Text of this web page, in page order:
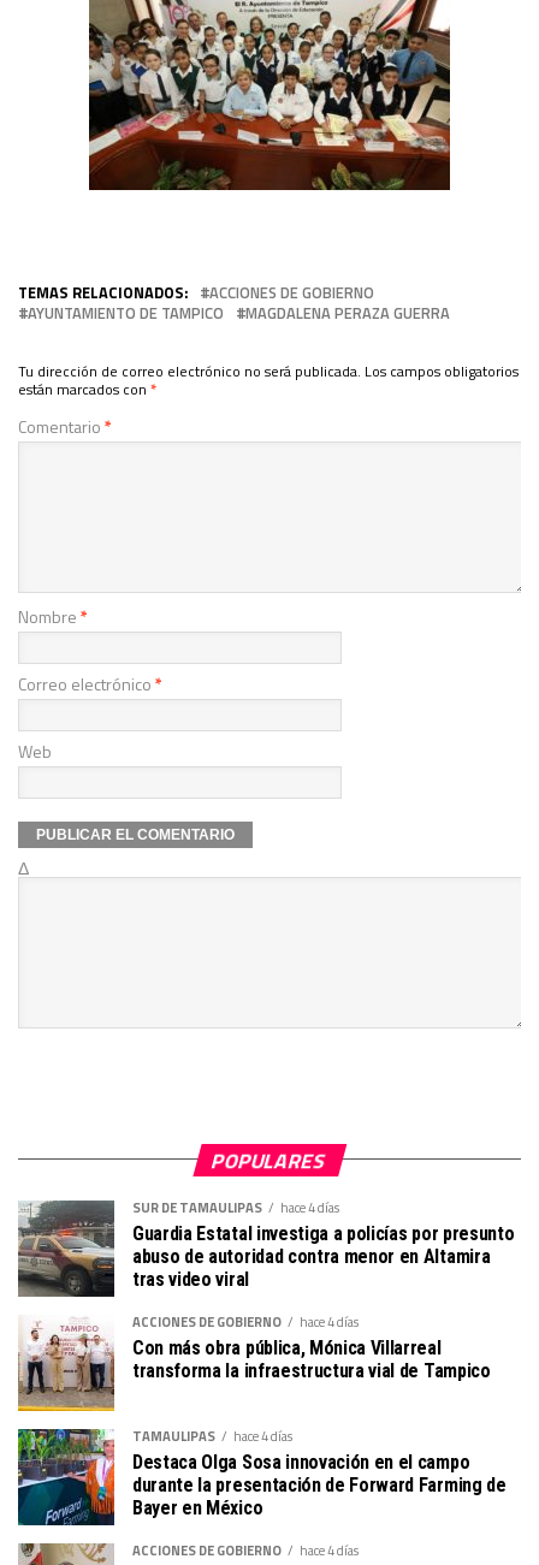
TEMAS RELACIONADOS:
ACCIONES DE GOBIERNO
AYUNTAMIENTO DE TAMPICO
MAGDALENA PERAZA GUERRA
Tu dirección de correo electrónico no será publicada. Los campos obligatorios
están marcados con *
Comentario*
Nombre*
Correo electrónico*
Web
Δ
POPULARES
SUR DE TAMAULIPAS hace 4 días
Guardia Estatal investiga a policías por presunto
abuso de autoridad contra menor en Altamira
tras video viral
ACCIONES DE GOBIERNO hace 4 días
Con más obra pública, Mónica Villarreal
transforma la infraestructura vial de Tampico
TAMAULIPAS hace 4 días
Destaca Olga Sosa innovación en el campo
durante la presentación de Forward Farming de
Bayer en México
ACCIONES DE GOBIERNO hace 4 días